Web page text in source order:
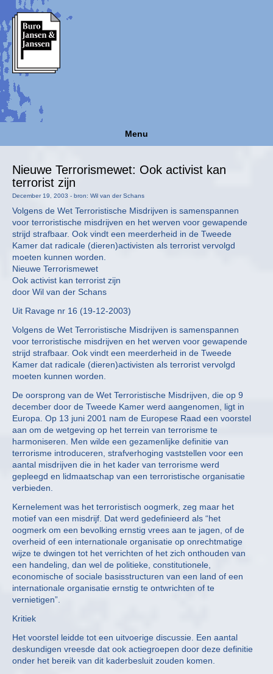
Menu
Nieuwe Terrorismewet: Ook activist kan
terrorist zijn
December 19, 2003 - bron: Wil van der Schans
Volgens de Wet Terroristische Misdrijven is samenspannen
voor terroristische misdrijven en het werven voor gewapende
strijd strafbaar. Ook vindt een meerderheid in de Tweede
Kamer dat radicale (dieren)activisten als terrorist vervolgd
moeten kunnen worden.
Nieuwe Terrorismewet
Ook activist kan terrorist zijn
door Wil van der Schans
Uit Ravage nr 16 (19-12-2003)
Volgens de Wet Terroristische Misdrijven is samenspannen
voor terroristische misdrijven en het werven voor gewapende
strijd strafbaar. Ook vindt een meerderheid in de Tweede
Kamer dat radicale (dieren)activisten als terrorist vervolgd
moeten kunnen worden.
De oorsprong van de Wet Terroristische Misdrijven, die op 9
december door de Tweede Kamer werd aangenomen, ligt in
Europa. Op 13 juni 2001 nam de Europese Raad een voorstel
aan om de wetgeving op het terrein van terrorisme te
harmoniseren. Men wilde een gezamenlijke definitie van
terrorisme introduceren, strafverhoging vaststellen voor een
aantal misdrijven die in het kader van terrorisme werd
gepleegd en lidmaatschap van een terroristische organisatie
verbieden.
Kernelement was het terroristisch oogmerk, zeg maar het
motief van een misdrijf. Dat werd gedefinieerd als “het
oogmerk om een bevolking ernstig vrees aan te jagen, of de
overheid of een internationale organisatie op onrechtmatige
wijze te dwingen tot het verrichten of het zich onthouden van
een handeling, dan wel de politieke, constitutionele,
economische of sociale basisstructuren van een land of een
internationale organisatie ernstig te ontwrichten of te
vernietigen”.
Kritiek
Het voorstel leidde tot een uitvoerige discussie. Een aantal
deskundigen vreesde dat ook actiegroepen door deze definitie
onder het bereik van dit kaderbesluit zouden komen.